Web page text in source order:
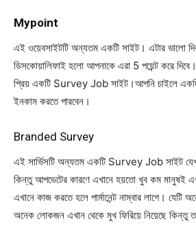
Mypoint
এই ওয়েবসাইটটি অন্যতম একটি সাইট। এটার ভালো
ডিসকোয়ালিফাই হলো আপনাকে এরা 5 পয়েন্ট করে
প্রিয় একটি Survey Job সাইট।আপনি চাইলে
ইনকাম করতে পারবেন।
Branded Survey
এই সার্ভিসটি অন্যতম একটি Survey Job সাইট
কিন্তু আপডেটের কারণে এখানে হয়তো খুব কম মানুষই
এখানে কাজ করতে হলে পার্মানেন্ট নাম্বার লাগে।
অনেক লোকজন এখান থেকে মুখ ফিরিয়ে নিয়েছে কিন্তু